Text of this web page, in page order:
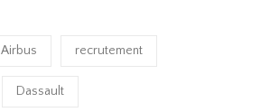
Airbus recrutement
Dassault